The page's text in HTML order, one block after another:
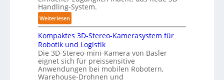
r
l
a
e
r
f
ü
a
t
i
s
i
e
r
u
Handling-System.
Weiterlesen:
3
D
-
H
a
n
Kompaktes 3D-Stereo-Kamerasystem für
Robotik und Logistik
Die 3D-Stereo-mini-Kamera von Basler
eignet sich für preissensitive
Anwendungen bei mobilen Robotern,
Warehouse-Drohnen und